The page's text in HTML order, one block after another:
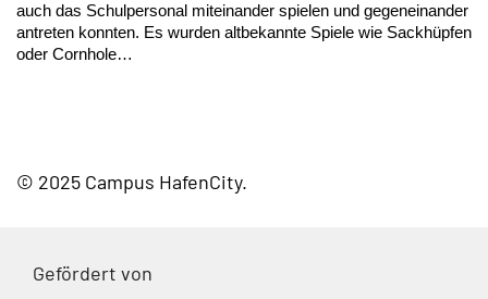
auch das Schulpersonal miteinander spielen und gegeneinander
antreten konnten. Es wurden altbekannte Spiele wie Sackhüpfen
oder Cornhole…
© 2025 Campus HafenCity
Gefördert von